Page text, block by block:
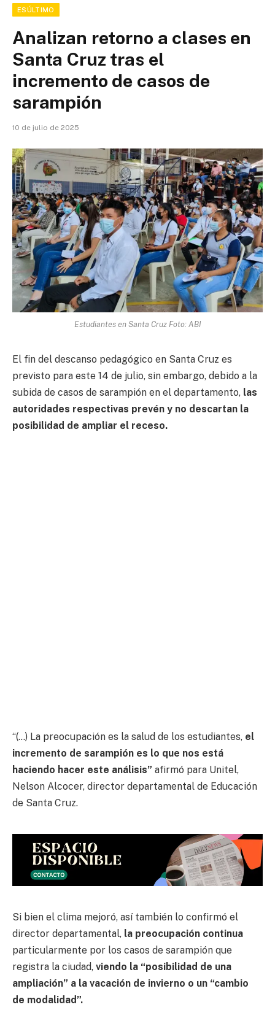
ESÚLTIMO
Analizan retorno a clases en
Santa Cruz tras el
incremento de casos de
sarampión
10 de julio de 2025
Estudiantes en Santa Cruz Foto: ABI
El fin del descanso pedagógico en Santa Cruz es
previsto para este 14 de julio, sin embargo, debido a la
subida de casos de sarampión en el departamento, las
autoridades respectivas prevén y no descartan la
posibilidad de ampliar el receso.
“(…) La preocupación es la salud de los estudiantes, el
incremento de sarampión es lo que nos está
haciendo hacer este análisis” afirmó para Unitel,
Nelson Alcocer, director departamental de Educación
de Santa Cruz.
Si bien el clima mejoró, así también lo confirmó el
director departamental, la preocupación continua
particularmente por los casos de sarampión que
registra la ciudad, viendo la “posibilidad de una
ampliación” a la vacación de invierno o un “cambio
de modalidad”.